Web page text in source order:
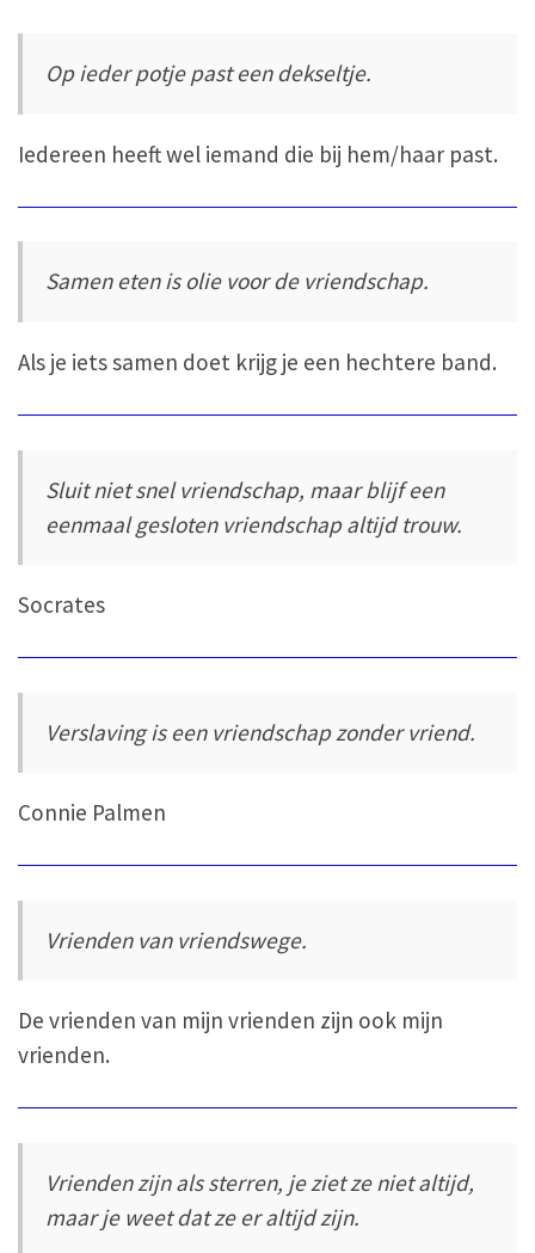
Op ieder potje past een dekseltje.
Iedereen heeft wel iemand die bij hem/haar past.
Samen eten is olie voor de vriendschap.
Als je iets samen doet krijg je een hechtere band.
Sluit niet snel vriendschap, maar blijf een
eenmaal gesloten vriendschap altijd trouw.
Socrates
Verslaving is een vriendschap zonder vriend.
Connie Palmen
Vrienden van vriendswege.
De vrienden van mijn vrienden zijn ook mijn
vrienden.
Vrienden zijn als sterren, je ziet ze niet altijd,
maar je weet dat ze er altijd zijn.